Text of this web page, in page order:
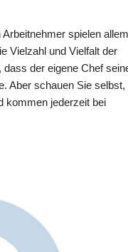
spielen allem
Vielzahl und Vielfalt der
der eigene Chef
Aber schauen Sie selbst,
kommen jederzeit bei